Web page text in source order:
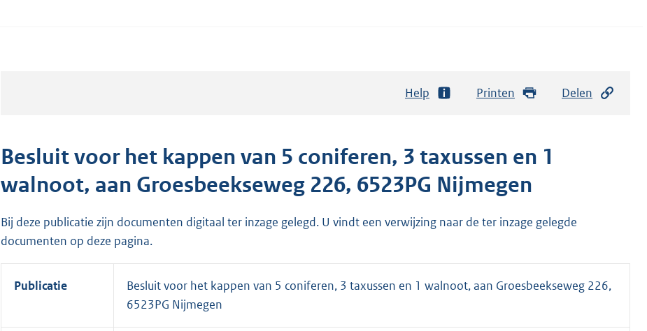
Help Printen Delen
Besluit voor het kappen van 5 coniferen, 3 taxussen en 1
walnoot, aan Groesbeekseweg 226, 6523PG Nijmegen
Bij deze publicatie zijn documenten digitaal ter inzage gelegd. U vindt een verwijzing naar de ter inzage gelegde
documenten op deze pagina.
Publicatie
Besluit voor het kappen van 5 coniferen, 3 taxussen en 1 walnoot, aan Groesbeekseweg 226,
6523PG Nijmegen